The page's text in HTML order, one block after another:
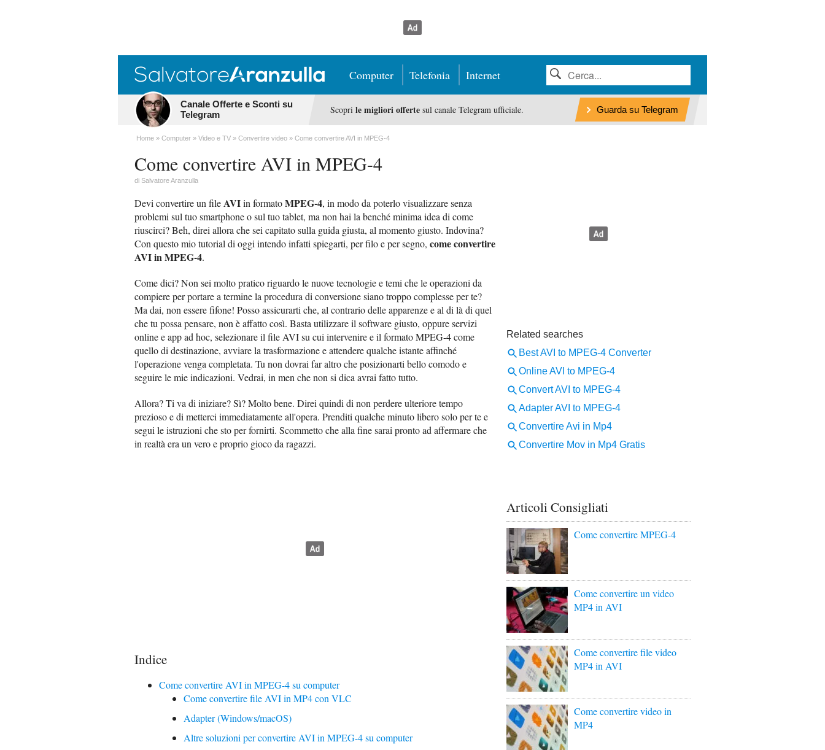
Computer Telefonia Internet
Canale Offerte e Sconti su
Telegram
Scopri le migliori offertesul canale Telegram ufficiale. Guarda su Telegram
Home Computer Video e TV Convertire video Come convertire AVI in MPEG-4
Come convertire AVI in MPEG-4
di Salvatore Aranzulla
Devi convertire un fileAVIin formatoMPEG-4, in modo da poterlo visualizzare senza
problemi sul tuo smartphone o sul tuo tablet, ma non hai la benché minima idea di come
riuscirci? Beh, direi allora che sei capitato sulla guida giusta, al momento giusto. Indovina?
Con questo mio tutorial di oggi intendo infatti spiegarti, per filo e per segno, come convertire
AVI in MPEG-4.
Come dici? Non sei molto pratico riguardo le nuove tecnologie e temi che le operazioni da
compiere per portare a termine la procedura di conversione siano troppo complesse per te?
Ma dai, non essere fifone! Posso assicurarti che, al contrario delle apparenze e al di là di quel
che tu possa pensare, non è affatto così. Basta utilizzare il software giusto, oppure servizi
online e app ad hoc, selezionare il file AVI su cui intervenire e il formato MPEG-4 come
quello di destinazione, avviare la trasformazione e attendere qualche istante affinché
l'operazione venga completata. Tu non dovrai far altro che posizionarti bello comodo e
seguire le mie indicazioni. Vedrai, in men che non si dica avrai fatto tutto.
Allora? Ti va di iniziare? Sì? Molto bene. Direi quindi di non perdere ulteriore tempo
prezioso e di metterci immediatamente all'opera. Prenditi qualche minuto libero solo per te e
segui le istruzioni che sto per fornirti. Scommetto che alla fine sarai pronto ad affermare che
in realtà era un vero e proprio gioco da ragazzi.
Indice
Come convertire AVI in MPEG-4 su computer
Come convertire file AVI in MP4 con VLC
Adapter (Windows/macOS)
Altre soluzioni per convertire AVI in MPEG-4 su computer
Articoli Consigliati
Come convertire MPEG-4
Come convertire un video
MP4 in AVI
Come convertire file video
MP4 in AVI
Come convertire video in
MP4